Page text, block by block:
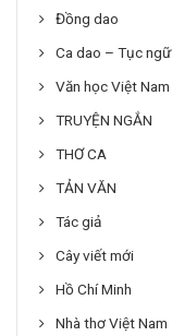
Đồng dao
Ca dao – Tục ngữ
Văn học Việt Nam
TRUYỆN NGẮN
THƠ CA
TẢN VĂN
Tác giả
Cây viết mới
Hồ Chí Minh
Nhà thơ Việt Nam